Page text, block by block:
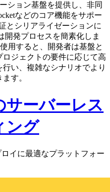
ション基盤を提供し、非同
などのコア機能をサポー
とシリアライゼーションに
開発プロセスを簡素化しま
用すると、開発者は基盤と
ジェクトの要件に応じて高
い、複雑なシナリオでより
す。
サーバーレス
ング
イに最適なプラットフォー